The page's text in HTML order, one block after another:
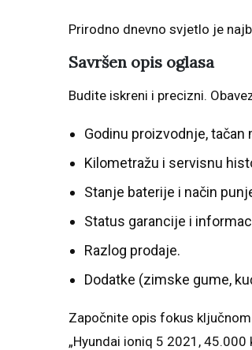
Prirodno dnevno svjetlo je
Savršen opis oglasa
Budite iskreni i precizni.
Godinu proizvodnje, tačan
Kilometražu i servisnu
Stanje baterije i način
Status garancije i
Razlog prodaje.
Dodatke (zimske gume,
Započnite opis fokus
„Hyundai ioniq 5 2021,